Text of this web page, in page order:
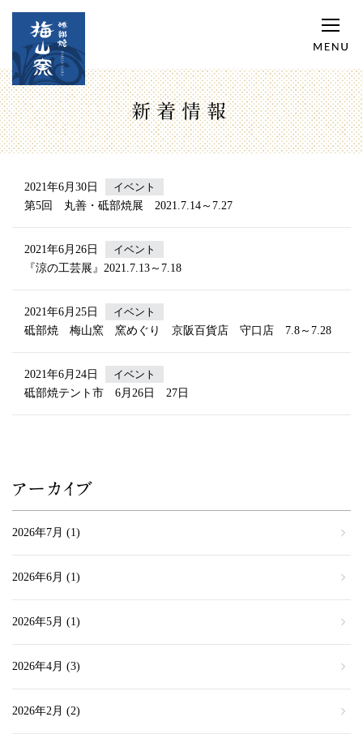
新着情報
2021年6月30日
イベント
第5回 丸善・砥部焼展 2021.7.14～7.27
2021年6月26日
イベント
『涼の工芸展』2021.7.13～7.18
2021年6月25日
イベント
砥部焼 梅山窯 窯めぐり 京阪百貨店 守口店 7.8～7.28
2021年6月24日
イベント
砥部焼テント市 6月26日 27日
アーカイブ
2026年7月 (1)
2026年6月 (1)
2026年5月 (1)
2026年4月 (3)
2026年2月 (2)